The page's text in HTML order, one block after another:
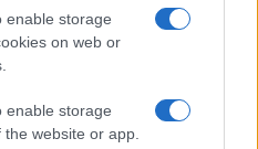
enable storage
on web or
enable storage
website or app.